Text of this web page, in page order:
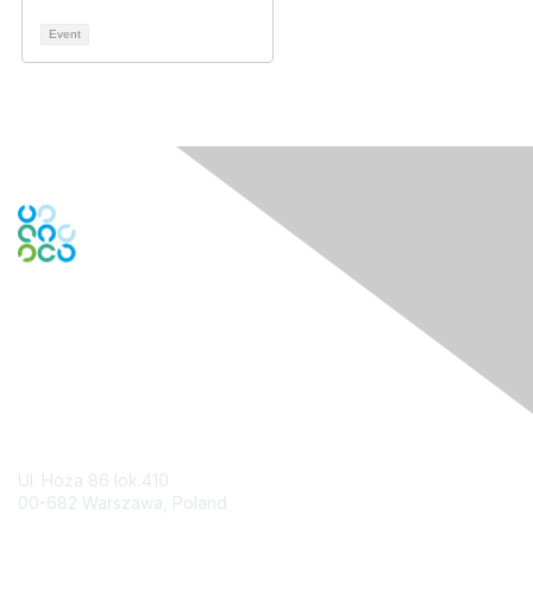
Event
Ul. Hoża 86 lok.410
00-682 Warszawa, Poland